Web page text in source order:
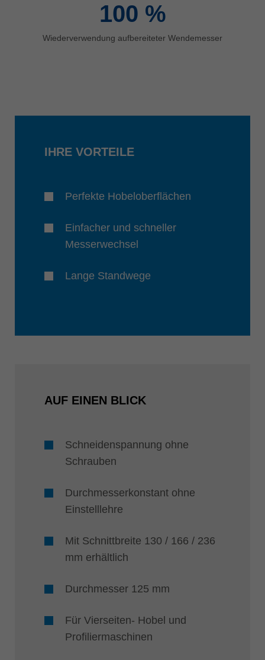
100 %
Wiederverwendung aufbereiteter Wendemesser
IHRE VORTEILE
Perfekte Hobeloberflächen
Einfacher und schneller
Messerwechsel
Lange Standwege
AUF EINEN BLICK
Schneidenspannung ohne
Schrauben
Durchmesserkonstant ohne
Einstelllehre
Mit Schnittbreite 130 / 166 / 236
mm erhältlich
Durchmesser 125 mm
Für Vierseiten- Hobel und
Profiliermaschinen